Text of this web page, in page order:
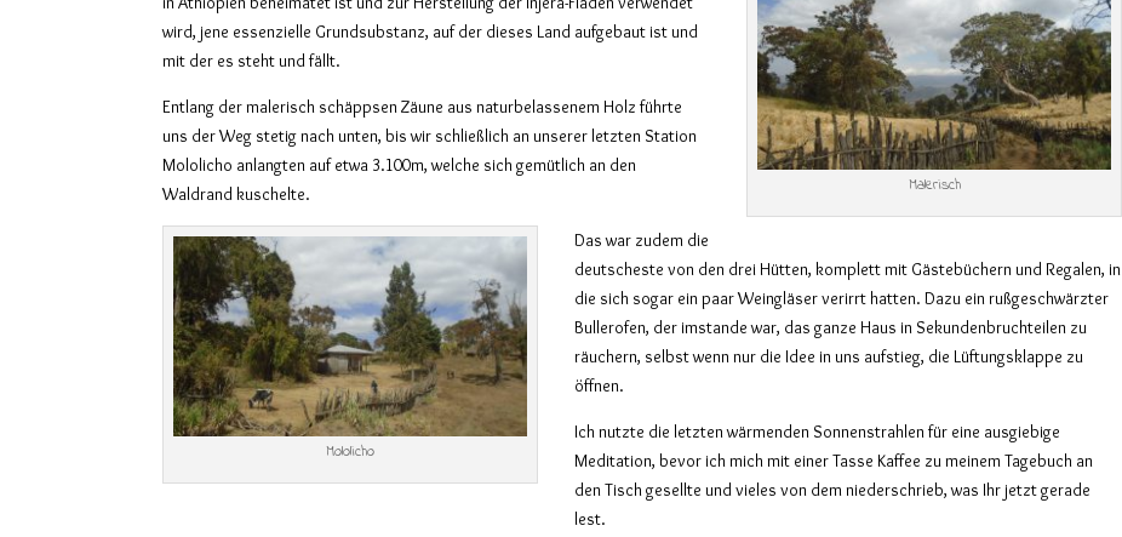
Malerisch
wird, jene essenzielle Grundsubstanz, auf der dieses Land aufgebaut ist und
mit der es steht und fällt.
Entlang der malerisch schäppsen Zäune aus naturbelassenem Holz führte
uns der Weg stetig nach unten, bis wir schließlich an unserer letzten Station
Mololicho anlangten auf etwa 3.100m, welche sich gemütlich an den
Waldrand kuschelte.
Mololicho
Das war zudem die
deutscheste von den drei Hütten, komplett mit Gästebüchern und Regalen, in
die sich sogar ein paar Weingläser verirrt hatten. Dazu ein rußgeschwärzter
Bullerofen, der imstande war, das ganze Haus in Sekundenbruchteilen zu
räuchern, selbst wenn nur die Idee in uns aufstieg, die Lüftungsklappe zu
öffnen.
Ich nutzte die letzten wärmenden Sonnenstrahlen für eine ausgiebige
Meditation, bevor ich mich mit einer Tasse Kaffee zu meinem Tagebuch an
den Tisch gesellte und vieles von dem niederschrieb, was Ihr jetzt gerade
lest.